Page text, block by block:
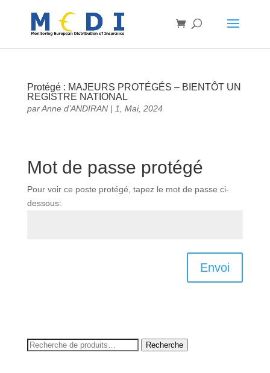
Protégé : MAJEURS PROTÉGÉS – BIENTÔT UN
REGISTRE NATIONAL
parAnne d’ANDIRAN| 1, Mai, 2024
Mot de passe protégé
Pour voir ce poste protégé, tapez le mot de passe ci-
dessous:
Envoi
Recherche
Recherche